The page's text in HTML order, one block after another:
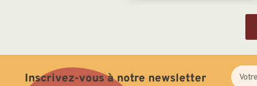
Inscrivez-vous à notre newsletter